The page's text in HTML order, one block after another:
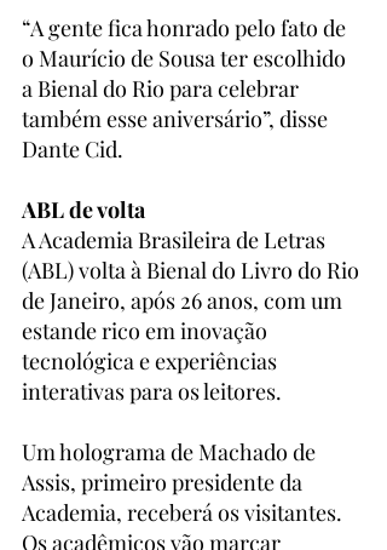
“A gente fica honrado pelo fato de
o Maurício de Sousa ter escolhido
a Bienal do Rio para celebrar
também esse aniversário”, disse
Dante Cid.
ABL de volta
A Academia Brasileira de Letras
(ABL) volta à Bienal do Livro do Rio
de Janeiro, após 26 anos, com um
estande rico em inovação
tecnológica e experiências
interativas para os leitores.
Um holograma de Machado de
Assis, primeiro presidente da
Academia, receberá os visitantes.
Os acadêmicos vão marcar